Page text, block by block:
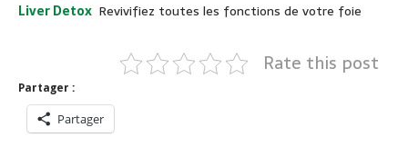
Liver Detox Revivifiez toutes les fonctions de votre foie
Rate this post
Partager :
Partager